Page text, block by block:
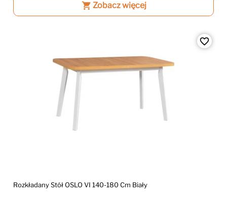
shopping_cart Zobacz więcej
favorite_border
Rozkładany Stół OSLO VI 140-180 Cm Biały